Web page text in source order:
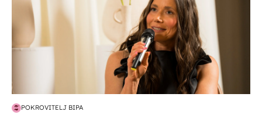
POKROVITELJ BIPA